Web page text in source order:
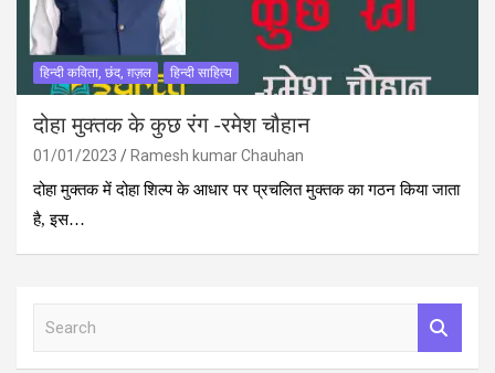
हिन्दी कविता, छंद, ग़ज़ल हिन्दी साहित्य
दोहा मुक्‍तक के कुछ रंग -रमेश चौहान
01/01/2023
Ramesh kumar Chauhan
दोहा मुक्‍तक में दोहा शिल्‍प के आधार पर प्रचलित मुक्‍तक का गठन किया जाता
है, इस…